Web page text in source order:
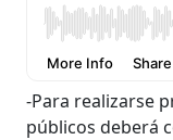
-Para realizarse
públicos deberá